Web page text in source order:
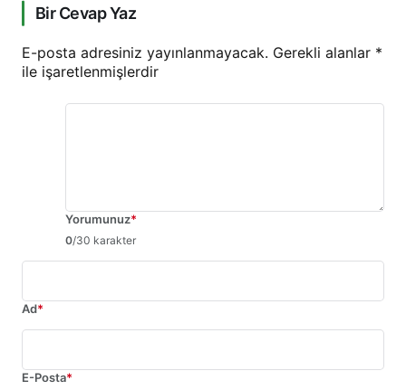
Bir Cevap Yaz
E-posta adresiniz yayınlanmayacak. Gerekli alanlar *
ile işaretlenmişlerdir
Yorumunuz*
0/30 karakter
Ad*
E-Posta*